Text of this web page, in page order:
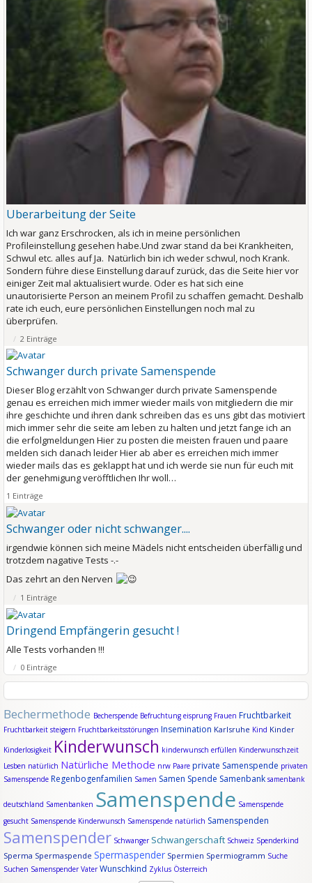
Überarbeitung der Seite
Ich war ganz Erschrocken, als ich in meine persönlichen
Profileinstellung gesehen habe.Und zwar stand da bei Krankheiten,
Schwul etc. alles auf Ja. Natürlich bin ich weder schwul, noch Krank.
Sondern führe diese Einstellung darauf zurück, das die Seite hier vor
einiger Zeit mal aktualisiert wurde. Oder es hat sich eine
unautorisierte Person an meinem Profil zu schaffen gemacht. Deshalb
rate ich euch, eure persönlichen Einstellungen noch mal zu
überprüfen.
2 Einträge
Schwanger durch private Samenspende
Dieser Blog erzählt von Schwanger durch private Samenspende
genau es erreichen mich immer wieder mails von mitgliedern die mir
ihre geschichte und ihren dank schreiben das es uns gibt das motiviert
mich immer sehr die seite am leben zu halten und jetzt fange ich an
die erfolgmeldungen Hier zu posten die meisten frauen und paare
melden sich danach leider Hier ab aber es erreichen mich immer
wieder mails das es geklappt hat und ich werde sie nun für euch mit
der genehmigung veröfftlichen Ihr woll…
1 Einträge
Schwanger oder nicht schwanger....
irgendwie können sich meine Mädels nicht entscheiden überfällig und
trotzdem nagative Tests -.-
Das zehrt an den Nerven
1 Einträge
Dringend Empfängerin gesucht !
Alle Tests vorhanden !!!
0 Einträge
Bechermethode Becherspende Befruchtung eisprung Frauen Fruchtbarkeit
Fruchtbarkeit steigern Fruchtbarkeitsstörungen Insemination Karlsruhe Kind Kinder
Kinderlosigkeit Kinderwunsch kinderwunsch erfüllen Kinderwunschzeit
Lesben natürlich Natürliche Methode nrw Paare private Samenspende privaten
Samenspende Regenbogenfamilien Samen Samen Spende Samenbank samenbank
deutschland Samenbanken Samenspende Samenspende
gesucht Samenspende Kinderwunsch Samenspende natürlich Samenspenden
Samenspender Schwanger Schwangerschaft Schweiz Spenderkind
Sperma Spermaspende Spermaspender Spermien Spermiogramm Suche
Suchen Samenspender VaterWunschkind Zyklus Österreich